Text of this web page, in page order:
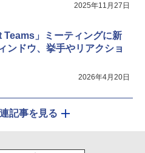
2025年11月27日
Teams」ミーティングに新
ンドウ、挙手やリアクショ
2026年4月20日
記事を見る